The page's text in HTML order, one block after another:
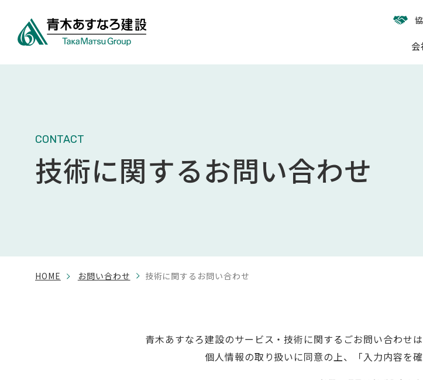
会
CONTACT
技術に関するお問い合わせ
HOME お問い合わせ 技術に関するお問い合わせ
青木あすなろ建設のサービス・技術に関するごお問い合わせ
個人情報の取り扱いに同意の上、「入力内容を